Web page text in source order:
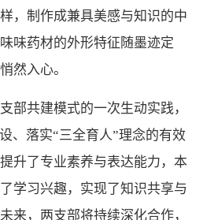
，制作成兼具美感与知识的中
味药材的外形特征随墨迹定
然入心。
部共建模式的一次生动实践，
、落实“三全育人”理念的有效
升了专业素养与表达能力，本
学习兴趣，实现了知识共享与
来，两支部将持续深化合作，